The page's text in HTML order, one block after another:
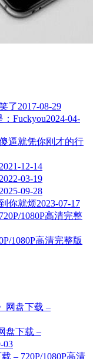
了2017-08-29
Fuckyou2024-04-
就凭你刚才的行
2021-12-14
2022-03-19
2025-09-28
你就烦2023-07-17
1080P高清完整版
盘下载 –
03